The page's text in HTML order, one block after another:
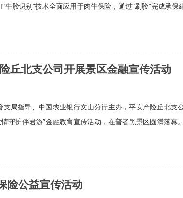
牛脸识别”技术全面应用于肉牛保险，通过“刷脸”完成承保
丘北支公司开展景区金融宣传活动
局指导、中国农业银行文山分行主办，平安产险丘北支
守护伴君游”金融教育宣传活动，在普者黑景区圆满落幕
险公益宣传活动